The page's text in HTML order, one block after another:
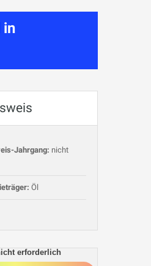
in
Jahrgang: nicht
Öl
erforderlich